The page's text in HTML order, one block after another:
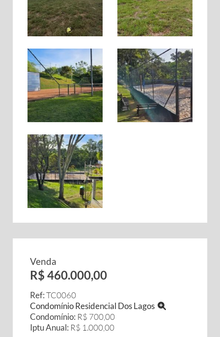
Venda
R$ 460.000,00
Ref:TC0060
Condomínio Residencial Dos Lagos
Condomínio: R$ 700,00
Iptu Anual: R$ 1.000,00